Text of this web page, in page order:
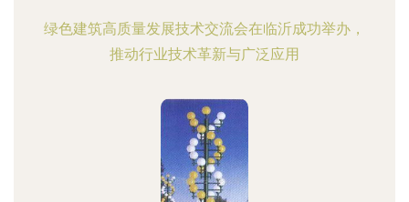
绿色建筑高质量发展技术交流会在临沂成功举办，
推动行业技术革新与广泛应用